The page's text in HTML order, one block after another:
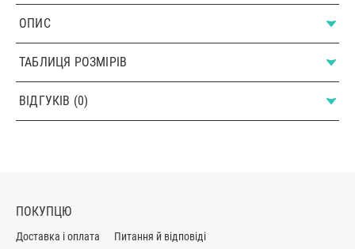
ОПИС
ТАБЛИЦЯ РОЗМІРІВ
ВІДГУКІВ (0)
ПОКУПЦЮ
Доставка і оплата
Питання й відповіді